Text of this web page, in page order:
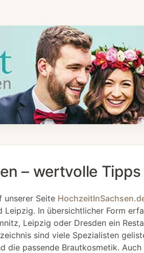
– wertvolle
unserer Seite
In übersichtlicher Form
Leipzig oder Dresden ein
sind viele Spezialisten
die passende Brautkosmetik.